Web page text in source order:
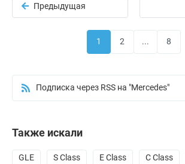
Предыдущая
1 2 ... 8
Подписка через RSS на "Mercedes"
Также искали
GLE S Class E Class C Class